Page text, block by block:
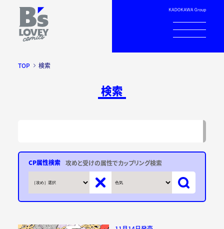
TOP 検索
検索
攻めと受けの属性でカップリング検索
CP属性検索